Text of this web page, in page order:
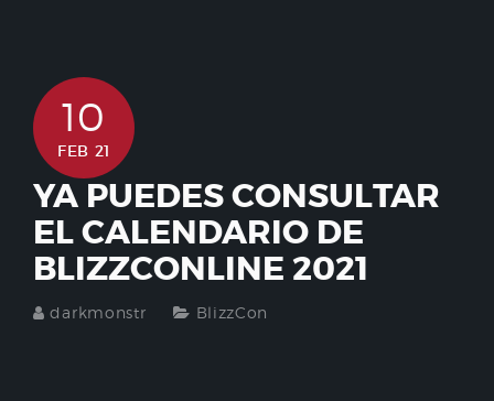
10
FEB 21
YA PUEDES CONSULTAR
EL CALENDARIO DE
BLIZZCONLINE 2021
darkmonstr BlizzCon